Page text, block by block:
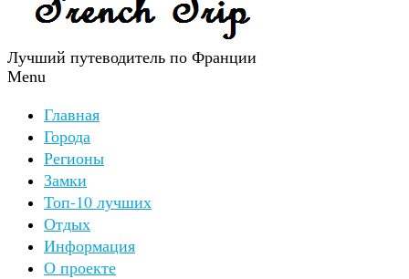
Лучший путеводитель по Франции
Menu
Главная
Города
Регионы
Замки
Топ-10 лучших
Отдых
Информация
О проекте